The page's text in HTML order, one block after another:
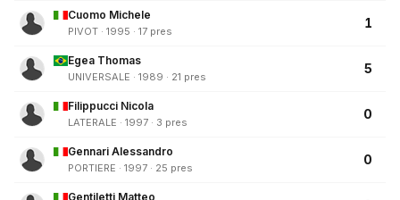
Cuomo Michele
PIVOT · 1995 · 17 pres
1
Egea Thomas
UNIVERSALE · 1989 · 21 pres
5
Filippucci Nicola
LATERALE · 1997 · 3 pres
0
Gennari Alessandro
PORTIERE · 1997 · 25 pres
0
Gentiletti Matteo